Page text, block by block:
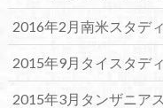
2016年2月南米スタデ
2015年9月タイスタデ
2015年3月タンザニア